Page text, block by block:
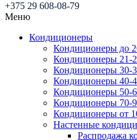
+375 29 608-08-79
Меню
Кондиционеры
Кондиционеры до
Кондиционеры 21-
Кондиционеры 30-
Кондиционеры 40-
Кондиционеры 50-
Кондиционеры 70-
Кондиционеры от
Настенные
Распродажа